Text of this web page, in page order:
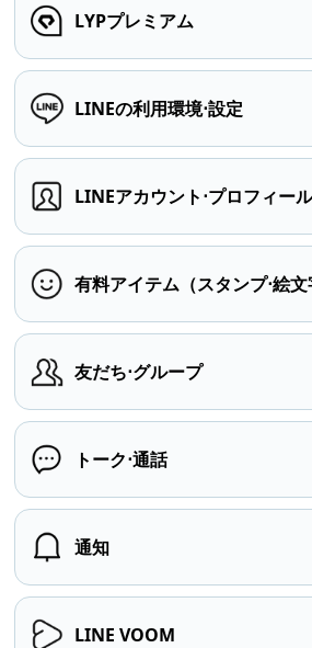
LYPプレミアム
LINEの利用環境⋅設定
LINEアカウント⋅プロフィール
有料アイテム（スタンプ⋅絵文
友だち⋅グループ
トーク⋅通話
通知
LINE VOOM